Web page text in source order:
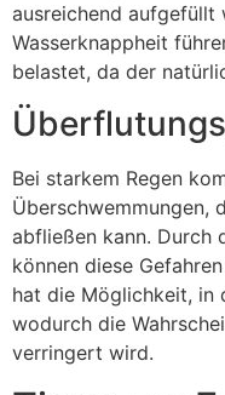
ausreichend
Wasserknappheit
belastet, da der
Bei starkem Regen
Überschwemmungen,
abfließen kann. Durch
können diese
hat die Möglichkeit, in
wodurch die
verringert wird.